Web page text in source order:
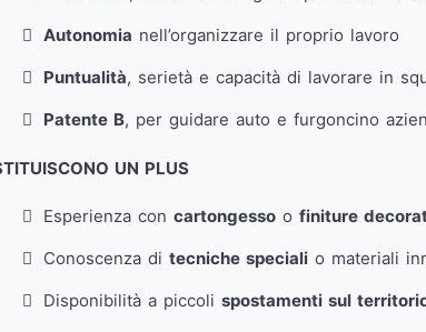
Autonomia nell’organizzare il proprio lavoro
Puntualità, serietà e capacità di lavorare in
Patente B, per guidare auto e furgoncino
UN PLUS
Esperienza con cartongessoo finiture
Conoscenza di tecniche specialio materiali
Disponibilità a piccoli spostamenti sul